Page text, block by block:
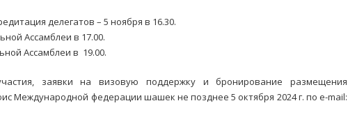
делегатов – 5 ноября в 16.30.
Ассамблеи в 17.00.
Ассамблеи в 19.00.
заявки на визовую поддержку и бронирование размещения
Международной федерации шашек не позднее 5 октября 2024 г. по e-mail: